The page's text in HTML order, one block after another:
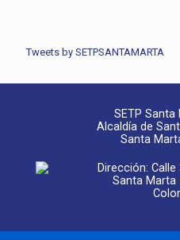
Tweets by SETPSANTAMARTA
SETP Santa
Alcaldía de
Santa
Dirección:
Santa Marta